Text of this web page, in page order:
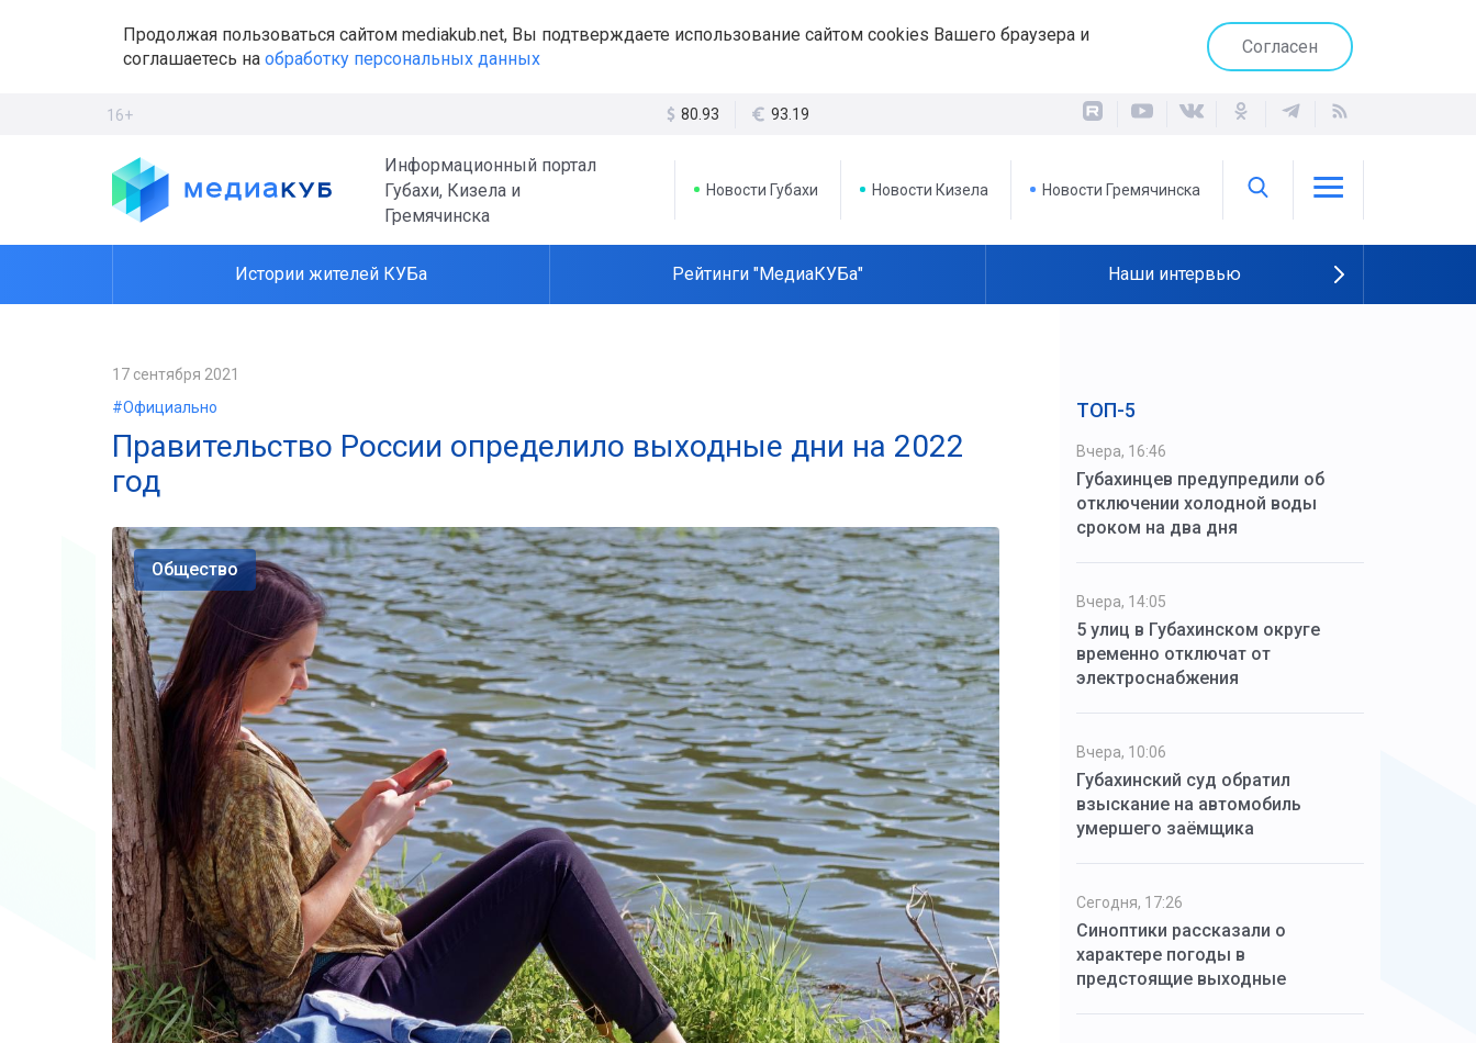
Продолжая пользоваться сайтом mediakub.net, Вы подтверждаете использование сайтом cookies Вашего браузера и
соглашаетесь на обработку персональных данных
Согласен
16+ 80.93 93.19
Информационный портал
Губахи, Кизела и
Гремячинска
Новости Губахи Новости Кизела Новости Гремячинска
Истории жителей КУБа Рейтинги "МедиаКУБа" Наши интервью
17 сентября 2021
#Официально
Правительство России определило выходные дни на 2022
год
Общество
ТОП-5
Вчера, 16:46
Губахинцев предупредили об
отключении холодной воды
сроком на два дня
Вчера, 14:05
5 улиц в Губахинском округе
временно отключат от
электроснабжения
Вчера, 10:06
Губахинский суд обратил
взыскание на автомобиль
умершего заёмщика
Сегодня, 17:26
Синоптики рассказали о
характере погоды в
предстоящие выходные